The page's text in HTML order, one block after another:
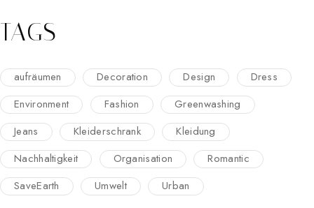
TAGS
aufräumen Decoration Design
Dress
Environment
Fashion
Greenwashing
Jeans
Kleiderschrank
Kleidung
Nachhaltigkeit
Organisation
Romantic
SaveEarth
Umwelt Urban